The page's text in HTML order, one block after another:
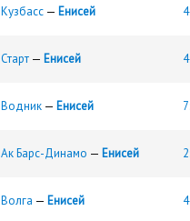
Кузбасс — Енисей
Старт — Енисей
Водник — Енисей
Ак Барс-Динамо — Енисей
Волга — Енисей